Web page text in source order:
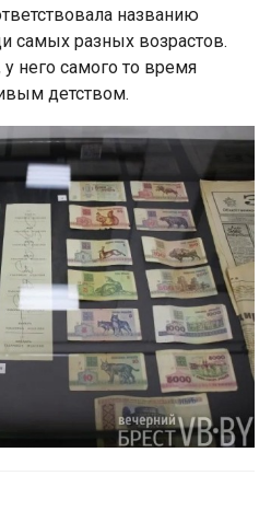
названию
самых разных возрастов.
него самого то время
детством.